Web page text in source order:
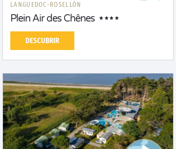
LANGUEDOC-ROSELLÓN
Plein Air des Chênes
DESCUBRIR